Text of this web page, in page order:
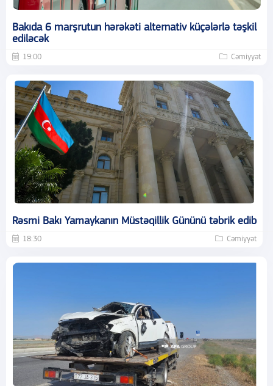
Bakıda 6 marşrutun hərəkəti alternativ küçələrlə təşkil
ediləcək
19:00 Cəmiyyət
Rəsmi Bakı Yamaykanın Müstəqillik Gününü təbrik edib
18:30 Cəmiyyət